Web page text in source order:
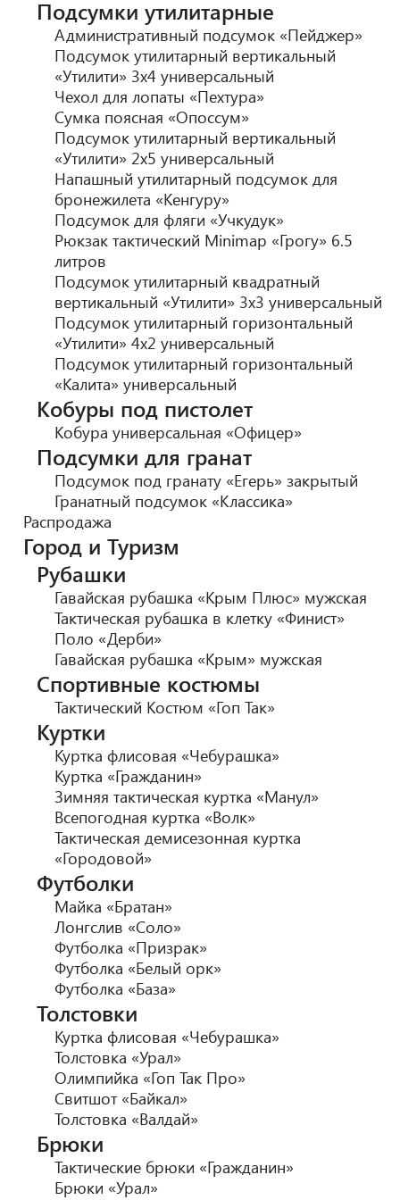
Подсумки утилитарные
Административный подсумок «Пейджер»
Подсумок утилитарный вертикальный
«Утилити» 3х4 универсальный
Чехол для лопаты «Пехтура»
Сумка поясная «Опоссум»
Подсумок утилитарный вертикальный
«Утилити» 2х5 универсальный
Напашный утилитарный подсумок для
бронежилета «Кенгуру»
Подсумок для фляги «Учкудук»
Рюкзак тактический Minimap «Грогу» 6.5
литров
Подсумок утилитарный квадратный
вертикальный «Утилити» 3х3 универсальный
Подсумок утилитарный горизонтальный
«Утилити» 4х2 универсальный
Подсумок утилитарный горизонтальный
«Калита» универсальный
Кобуры под пистолет
Кобура универсальная «Офицер»
Подсумки для гранат
Подсумок под гранату «Егерь» закрытый
Гранатный подсумок «Классика»
Распродажа
Город и Туризм
Рубашки
Гавайская рубашка «Крым Плюс» мужская
Тактическая рубашка в клетку «Финист»
Поло «Дерби»
Гавайская рубашка «Крым» мужская
Спортивные костюмы
Тактический Костюм «Гоп Так»
Куртки
Куртка флисовая «Чебурашка»
Куртка «Гражданин»
Зимняя тактическая куртка «Манул»
Всепогодная куртка «Волк»
Тактическая демисезонная куртка
«Городовой»
Футболки
Майка «Братан»
Лонгслив «Соло»
Футболка «Призрак»
Футболка «Белый орк»
Футболка «База»
Толстовки
Куртка флисовая «Чебурашка»
Толстовка «Урал»
Олимпийка «Гоп Так Про»
Свитшот «Байкал»
Толстовка «Валдай»
Брюки
Тактические брюки «Гражданин»
Брюки «Урал»